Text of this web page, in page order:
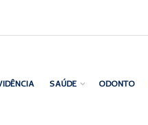
SAÚDE ODONTO